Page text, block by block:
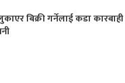
बिक्री गर्नेलाई कडा कारबाही